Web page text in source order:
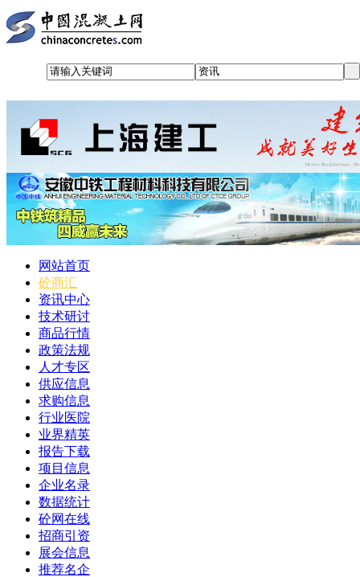
网站首页
砼商汇
资讯中心
技术研讨
商品行情
政策法规
人才专区
供应信息
求购信息
行业医院
业界精英
报告下载
项目信息
企业名录
数据统计
砼网在线
招商引资
展会信息
推荐名企